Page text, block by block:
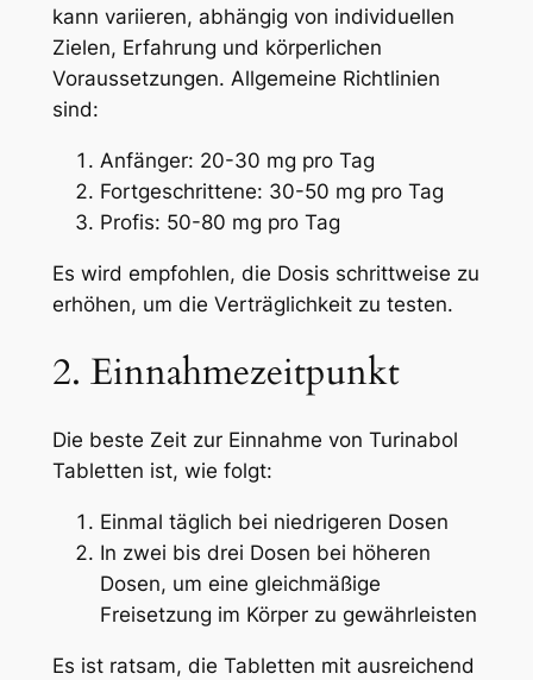
kann variieren, abhängig von individuellen
Zielen, Erfahrung und körperlichen
Voraussetzungen. Allgemeine Richtlinien
sind:
Anfänger: 20-30 mg pro Tag
Fortgeschrittene: 30-50 mg pro Tag
Profis: 50-80 mg pro Tag
Es wird empfohlen, die Dosis schrittweise zu
erhöhen, um die Verträglichkeit zu testen.
2. Einnahmezeitpunkt
Die beste Zeit zur Einnahme von Turinabol
Tabletten ist, wie folgt:
Einmal täglich bei niedrigeren Dosen
In zwei bis drei Dosen bei höheren
Dosen, um eine gleichmäßige
Freisetzung im Körper zu gewährleisten
Es ist ratsam, die Tabletten mit ausreichend